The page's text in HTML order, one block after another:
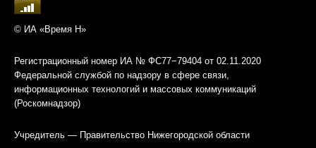
© ИА «Время Н»
Регистрационный номер ИА № ФС77−79404 от 02.11.2020
Федеральной службой по надзору в сфере связи,
информационных технологий и массовых коммуникаций
(Роскомнадзор)
Учредитель — Правительство Нижегородской области